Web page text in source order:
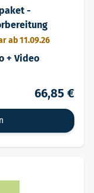
-
ab 11.09.26
+ Video
66,85 €